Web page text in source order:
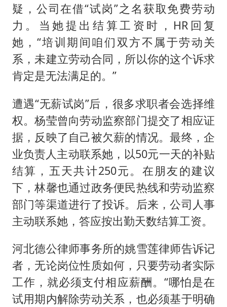
疑，公司在借“试岗”之名获取免费劳动
力。当她提出结算工资时，HR回复
她，“培训期间咱们双方不属于劳动关
系，未建立劳动合同，所以你的这个诉求
肯定是无法满足的。”
遭遇“无薪试岗”后，很多求职者会选择维
权。杨莹曾向劳动监察部门提交了相应证
据，反映了自己被欠薪的情况。最终，企
业负责人主动联系她，以50元一天的补贴
结算，五天共计250元。在朋友的建议
下，林馨也通过政务便民热线和劳动监察
部门等渠道进行了投诉。后来，公司人事
主动联系她，答应按出勤天数结算工资。
河北德公律师事务所的姚雪莲律师告诉记
者，无论岗位性质如何，只要劳动者实际
工作，就必须支付相应薪酬。“哪怕是在
试用期内解除劳动关系，也必须基于明确